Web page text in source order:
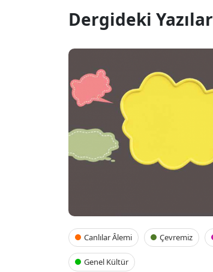
Dergideki Yazılar
Canlılar Âlemi Çevremiz
Genel Kültür